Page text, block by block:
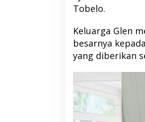
Tobelo.
Keluarga Glen
besarnya
yang diberikan